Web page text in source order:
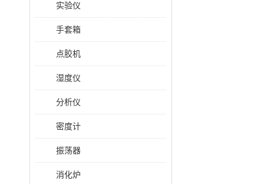
实验仪
手套箱
点胶机
湿度仪
分析仪
密度计
振荡器
消化炉